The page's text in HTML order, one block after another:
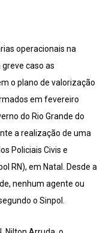
operacionais na
caso as
o plano de valorização
em fevereiro
do Rio Grande do
a realização de uma
Policiais Civis e
RN), em Natal. Desde a
nenhum agente ou
o Sinpol.